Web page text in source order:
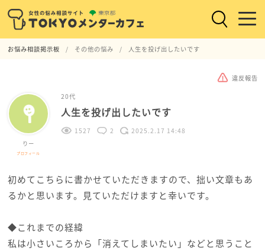
お悩み相談掲示板 その他の悩み 人生を投げ出したいです
違反報告
りー
プロフィール
20代
人生を投げ出したいです
1527 2 2025.2.17 14:48
初めてこちらに書かせていただきますので、拙い文章もあ
るかと思います。見ていただけますと幸いです。
◆これまでの経緯
私は小さいころから「消えてしまいたい」などと思うこと